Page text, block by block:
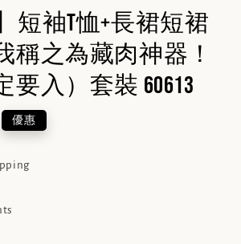
】短袖T恤+長裙短裙
稱之為藏肉神器！
要入）套裝 60613
優惠